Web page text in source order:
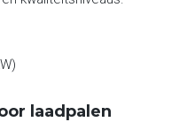
laadpalen